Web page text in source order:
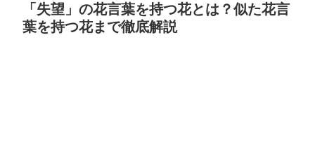
「失望」の花言葉を持つ花とは？似た花言
葉を持つ花まで徹底解説